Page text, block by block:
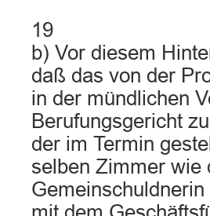
19
b) Vor diesem
daß das von der
in der mündlichen
Berufungsgericht
der im Termin
selben Zimmer wie